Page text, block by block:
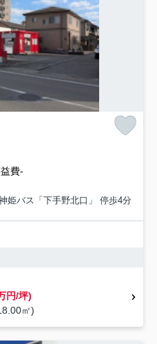
費-
姫バス「下手野北口」 停歩4分
円/坪)
㎡)